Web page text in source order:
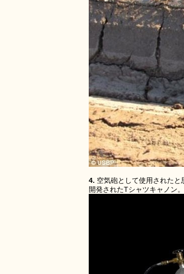
4. 空気砲として使用された
開発されたTシャツキャノン